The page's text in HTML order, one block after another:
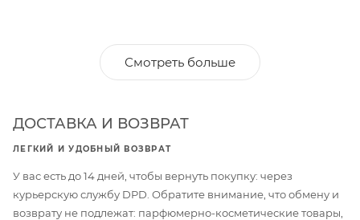
Смотреть больше
ДОСТАВКА И ВОЗВРАТ
ЛЕГКИЙ И УДОБНЫЙ ВОЗВРАТ
У вас есть до 14 дней, чтобы вернуть покупку: через
курьерскую службу DPD. Обратите внимание, что обмену и
возврату не подлежат: парфюмерно-косметические товары,